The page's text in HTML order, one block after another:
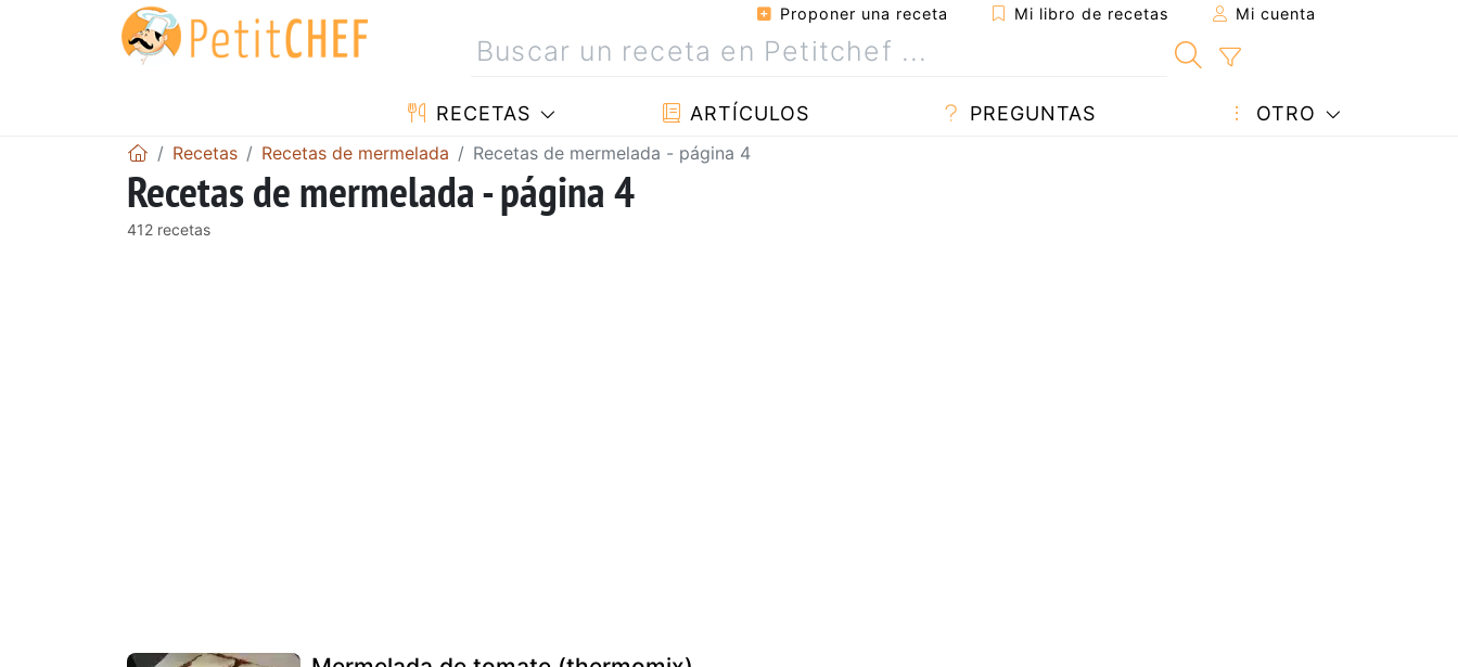
Proponer una receta Mi libro de recetas Mi cuenta
RECETAS ARTÍCULOS PREGUNTAS OTRO
Recetas Recetas de mermelada Recetas de mermelada - página 4
Recetas de mermelada - página 4
412 recetas